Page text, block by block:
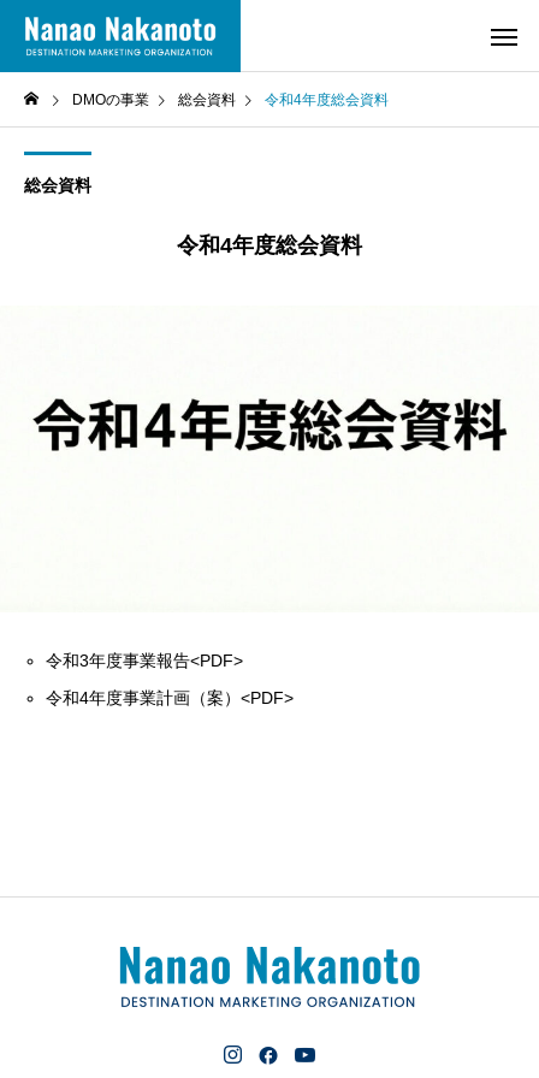
DMOの事業 総会資料 令和4年度総会資料
総会資料
令和4年度総会資料
令和3年度事業報告<PDF>
令和4年度事業計画（案）<PDF>